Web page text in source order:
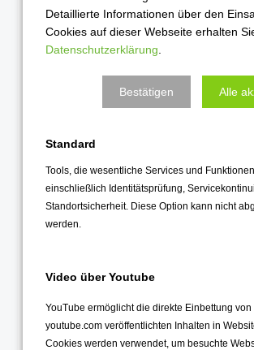
August 2026
Juli 2026
Juni 2026
Mai 2026
März 2026
Januar 2026
Detaillierte Informationen über den
Cookies auf dieser Webseite erhalten
Datenschutzerklärung
Bestätigen Alle
Standard
Tools, die wesentliche Services und
einschließlich Identitätsprüfung,
Standortsicherheit. Diese Option kann nicht
werden.
Video über Youtube
YouTube ermöglicht die direkte Einbettung von
youtube.com veröffentlichten Inhalten in
Cookies werden verwendet, um besuchte